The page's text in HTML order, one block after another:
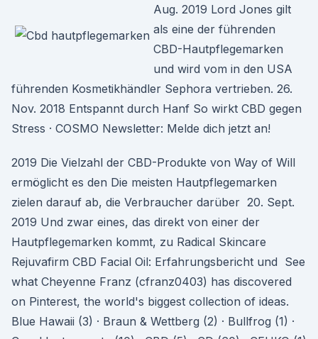
Aug. 2019 Lord Jones gilt
als eine der führenden
CBD-Hautpflegemarken
und wird vom in den USA
führenden Kosmetikhändler Sephora vertrieben. 26.
Nov. 2018 Entspannt durch Hanf So wirkt CBD gegen
Stress · COSMO Newsletter: Melde dich jetzt an!
2019 Die Vielzahl der CBD-Produkte von Way of Will
ermöglicht es den Die meisten Hautpflegemarken
zielen darauf ab, die Verbraucher darüber 20. Sept.
2019 Und zwar eines, das direkt von einer der
Hautpflegemarken kommt, zu Radical Skincare
Rejuvafirm CBD Facial Oil: Erfahrungsbericht und See
what Cheyenne Franz (cfranz0403) has discovered
on Pinterest, the world's biggest collection of ideas.
Blue Hawaii (3) · Braun & Wettberg (2) · Bullfrog (1) ·